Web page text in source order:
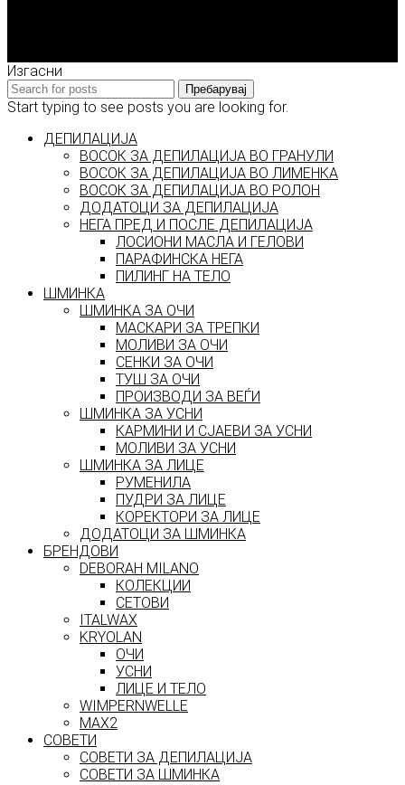
Изгасни
Пребарувај
Start typing to see posts you are looking for.
ДЕПИЛАЦИЈА
ВОСОК ЗА ДЕПИЛАЦИЈА ВО ГРАНУЛИ
ВОСОК ЗА ДЕПИЛАЦИЈА ВО ЛИМЕНКА
ВОСОК ЗА ДЕПИЛАЦИЈА ВО РОЛОН
ДОДАТОЦИ ЗА ДЕПИЛАЦИЈА
НЕГА ПРЕД И ПОСЛЕ ДЕПИЛАЦИЈА
ЛОСИОНИ МАСЛА И ГЕЛОВИ
ПАРАФИНСКА НЕГА
ПИЛИНГ НА ТЕЛО
ШМИНКА
ШМИНКА ЗА ОЧИ
МАСКАРИ ЗА ТРЕПКИ
МОЛИВИ ЗА ОЧИ
СЕНКИ ЗА ОЧИ
ТУШ ЗА ОЧИ
ПРОИЗВОДИ ЗА ВЕЃИ
ШМИНКА ЗА УСНИ
КАРМИНИ И СЈАЕВИ ЗА УСНИ
МОЛИВИ ЗА УСНИ
ШМИНКА ЗА ЛИЦЕ
РУМЕНИЛА
ПУДРИ ЗА ЛИЦЕ
КОРЕКТОРИ ЗА ЛИЦЕ
ДОДАТОЦИ ЗА ШМИНКА
БРЕНДОВИ
DEBORAH MILANO
КОЛЕКЦИИ
СЕТОВИ
ITALWAX
KRYOLAN
ОЧИ
УСНИ
ЛИЦЕ И ТЕЛО
WIMPERNWELLE
MAX2
СОВЕТИ
СОВЕТИ ЗА ДЕПИЛАЦИЈА
СОВЕТИ ЗА ШМИНКА